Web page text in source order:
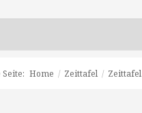
Home / Zeittafel / Zeittafel